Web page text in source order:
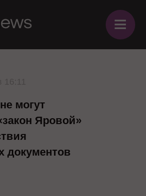
≡
могут
Яровой»
документов